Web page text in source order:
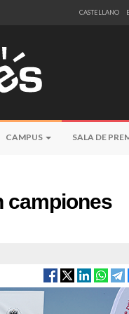
CASTELLANO
CAMPUS SALA DE
campiones